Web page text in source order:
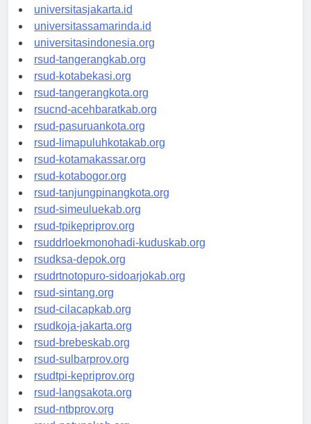
universitassalor.id
universitasjakarta.id
universitassamarinda.id
universitasindonesia.org
rsud-tangerangkab.org
rsud-kotabekasi.org
rsud-tangerangkota.org
rsucnd-acehbaratkab.org
rsud-pasuruankota.org
rsud-limapuluhkotakab.org
rsud-kotamakassar.org
rsud-kotabogor.org
rsud-tanjungpinangkota.org
rsud-simeuluekab.org
rsud-tpikepriprov.org
rsuddrloekmonohadi-kuduskab.org
rsudksa-depok.org
rsudrtnotopuro-sidoarjokab.org
rsud-sintang.org
rsud-cilacapkab.org
rsudkoja-jakarta.org
rsud-brebeskab.org
rsud-sulbarprov.org
rsudtpi-kepriprov.org
rsud-langsakota.org
rsud-ntbprov.org